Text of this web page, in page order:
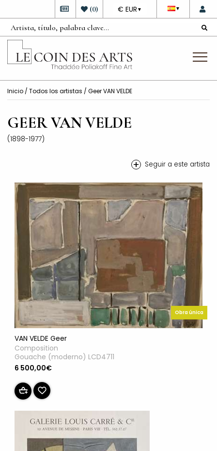
▼
DEVISE
€ EUR ▼
(0)
Inicio / Todos los artistas / Geer VAN VELDE
GEER VAN VELDE
(1898-1977)
+ Seguir a este artista
Obra única
VAN VELDE Geer
Composition
Gouache (moderno) LCD4711
6 500,00€